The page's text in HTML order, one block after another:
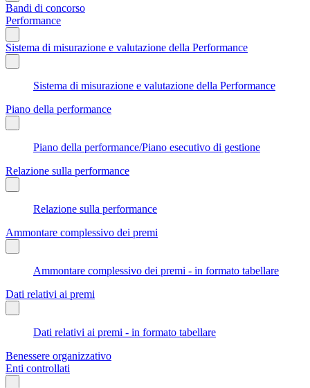
Bandi di concorso
Performance
Sistema di misurazione e valutazione della Performance
Sistema di misurazione e valutazione della Performance
Piano della performance
Piano della performance/Piano esecutivo di gestione
Relazione sulla performance
Relazione sulla performance
Ammontare complessivo dei premi
Ammontare complessivo dei premi - in formato tabellare
Dati relativi ai premi
Dati relativi ai premi - in formato tabellare
Benessere organizzativo
Enti controllati